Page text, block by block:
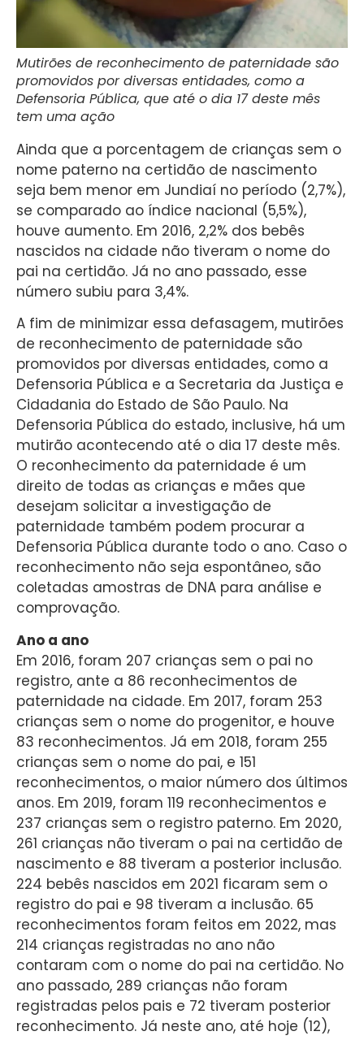
Mutirões de reconhecimento de paternidade são
promovidos por diversas entidades, como a
Defensoria Pública, que até o dia 17 deste mês
tem uma ação
Ainda que a porcentagem de crianças sem o
nome paterno na certidão de nascimento
seja bem menor em Jundiaí no período (2,7%),
se comparado ao índice nacional (5,5%),
houve aumento. Em 2016, 2,2% dos bebês
nascidos na cidade não tiveram o nome do
pai na certidão. Já no ano passado, esse
número subiu para 3,4%.
A fim de minimizar essa defasagem, mutirões
de reconhecimento de paternidade são
promovidos por diversas entidades, como a
Defensoria Pública e a Secretaria da Justiça e
Cidadania do Estado de São Paulo. Na
Defensoria Pública do estado, inclusive, há um
mutirão acontecendo até o dia 17 deste mês.
O reconhecimento da paternidade é um
direito de todas as crianças e mães que
desejam solicitar a investigação de
paternidade também podem procurar a
Defensoria Pública durante todo o ano. Caso o
reconhecimento não seja espontâneo, são
coletadas amostras de DNA para análise e
comprovação.
Ano a ano
Em 2016, foram 207 crianças sem o pai no
registro, ante a 86 reconhecimentos de
paternidade na cidade. Em 2017, foram 253
crianças sem o nome do progenitor, e houve
83 reconhecimentos. Já em 2018, foram 255
crianças sem o nome do pai, e 151
reconhecimentos, o maior número dos últimos
anos. Em 2019, foram 119 reconhecimentos e
237 crianças sem o registro paterno. Em 2020,
261 crianças não tiveram o pai na certidão de
nascimento e 88 tiveram a posterior inclusão.
224 bebês nascidos em 2021 ficaram sem o
registro do pai e 98 tiveram a inclusão. 65
reconhecimentos foram feitos em 2022, mas
214 crianças registradas no ano não
contaram com o nome do pai na certidão. No
ano passado, 289 crianças não foram
registradas pelos pais e 72 tiveram posterior
reconhecimento. Já neste ano, até hoje (12),